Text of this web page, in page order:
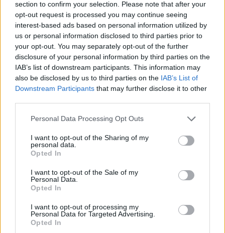
section to confirm your selection. Please note that after your
opt-out request is processed you may continue seeing
interest-based ads based on personal information utilized by
us or personal information disclosed to third parties prior to
your opt-out. You may separately opt-out of the further
disclosure of your personal information by third parties on the
IAB’s list of downstream participants. This information may
also be disclosed by us to third parties on the IAB’s List of
Downstream Participants that may further disclose it to other
Please note that this website/app uses one or more Google
not limited to your visit or usage behaviour. You may click to
grant or deny consent to Google and its third-party tags to
use your data for below specified purposes in below Google
consent section.
Personal Data Processing Opt Outs
I want to opt-out of the Sharing of my
personal data.
Opted In
I want to opt-out of the Sale of my
Personal Data.
Opted In
I want to opt-out of processing my
Personal Data for Targeted Advertising.
Opted In
Respiratore facciale a semi maschera 3M 6300
30,99 €
Respiratore 3M 6300
( 0 recensioni )
Abrasivi
Antincendio